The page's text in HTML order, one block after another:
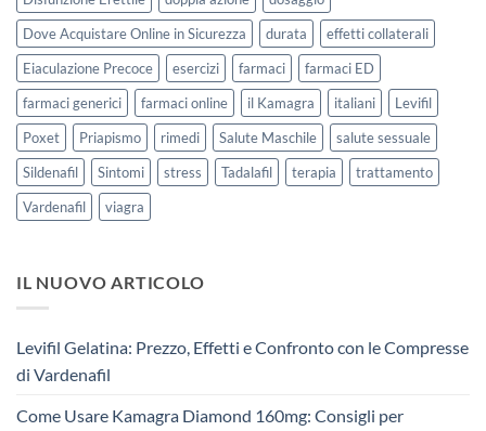
Dove Acquistare Online in Sicurezza
durata
effetti collaterali
Eiaculazione Precoce
esercizi farmaci
farmaci ED
farmaci generici
farmaci online il Kamagra italiani
Levifil
Poxet
Priapismo rimedi Salute Maschile
salute sessuale
Sildenafil
Sintomi stress Tadalafil terapia
trattamento
Vardenafil
viagra
IL NUOVO ARTICOLO
Levifil Gelatina: Prezzo, Effetti e Confronto con le Compresse
di Vardenafil
Come Usare Kamagra Diamond 160mg: Consigli per